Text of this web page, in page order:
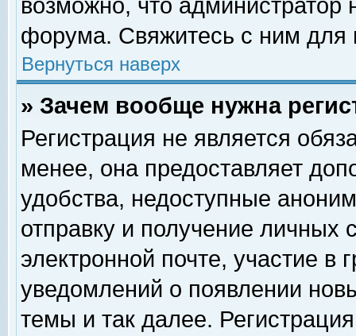
возможно, что
форума. Свяжитесь с ним для
Вернуться наверх
» Зачем вообще нужна
Регистрация не является
менее, она предоставляет
удобства, недоступные
отправку и получение личных
электронной почте, участие в
уведомлений о появлении
темы и так далее.